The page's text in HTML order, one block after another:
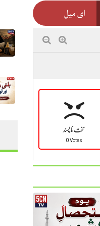
ای میل
سخت نا پسند
0 Votes